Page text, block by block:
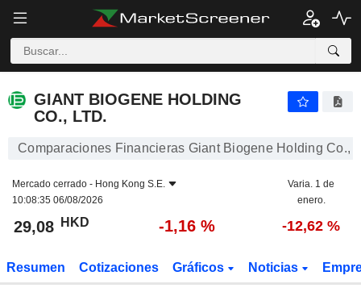
GIANT BIOGENE HOLDING
CO., LTD.
Comparaciones Financieras Giant Biogene Holding Co.,
Mercado cerrado - Hong Kong S.E.
10:08:35 06/08/2026
Varia. 1 de
enero.
29,08 HKD -1,16 % -12,62 %
Resumen Cotizaciones Gráficos Noticias